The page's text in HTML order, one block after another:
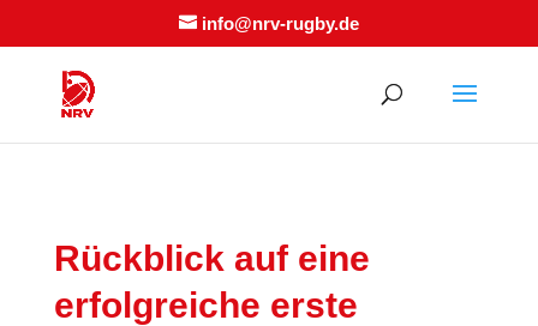
info@nrv-rugby.de
Rückblick auf eine
erfolgreiche erste